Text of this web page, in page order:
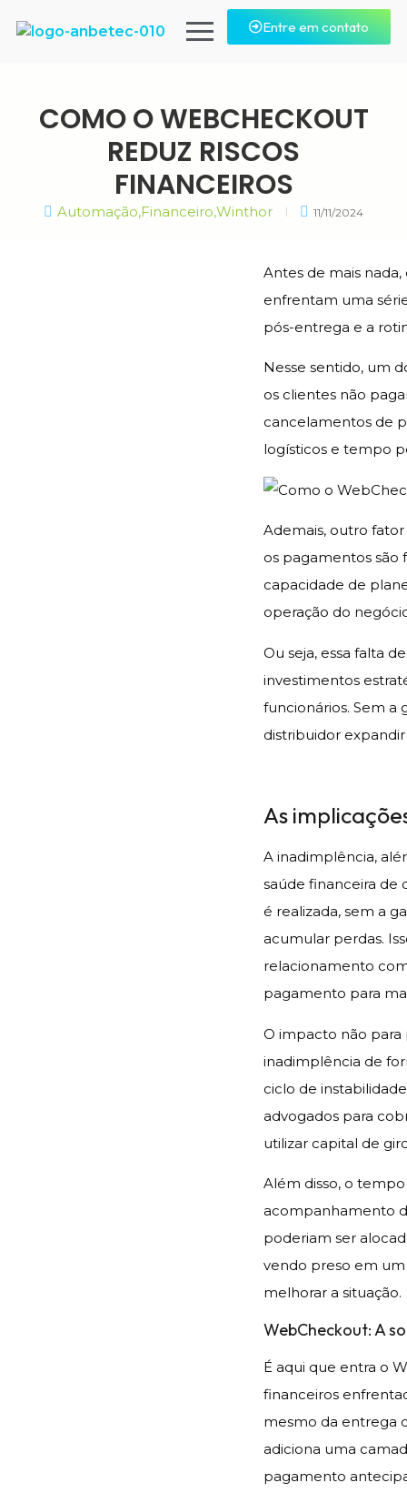
Entre em contato
COMO O WEBCHECKOUT
REDUZ RISCOS
FINANCEIROS
Automação,Financeiro,Winthor 11/11/2024
Antes de mais
enfrentam uma
pós-entrega e a
Nesse sentido, um
os clientes não
cancelamentos de
logísticos e tempo
Ademais, outro
os pagamentos são
capacidade de
operação do
Ou seja, essa falta
investimentos
funcionários. Sem a
distribuidor
As
A inadimplência,
saúde financeira de
é realizada, sem a
acumular perdas.
relacionamento
pagamento para
O impacto não
inadimplência de
ciclo de
advogados para
utilizar capital de
Além disso, o
acompanhamento
poderiam ser
vendo preso em um
melhorar a situação.
WebCheckout: A
É aqui que entra o
financeiros
mesmo da entrega
adiciona uma
pagamento